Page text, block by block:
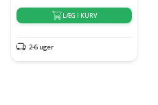
LÆG I KURV
2-6 uger